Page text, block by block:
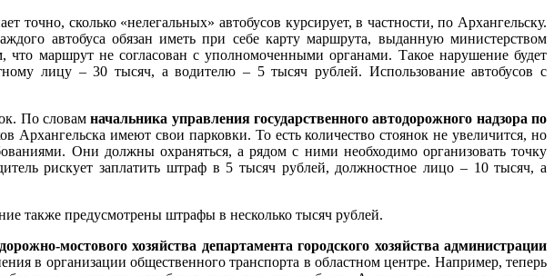
точно, сколько «нелегальных» автобусов курсирует, в частности, по Архангельску.
автобуса обязан иметь при себе карту маршрута, выданную министерством
что маршрут не согласован с уполномоченными органами. Такое нарушение будет
лицу – 30 тысяч, а водителю – 5 тысяч рублей. Использование автобусов с
По словамначальника управления государственного автодорожного надзора по
Архангельска имеют свои парковки. То есть количество стоянок не увеличится, но
Они должны охраняться, а рядом с ними необходимо организовать точку
рискует заплатить штраф в 5 тысяч рублей, должностное лицо – 10 тысяч, а
также предусмотрены штрафы в несколько тысяч рублей.
мостового хозяйства департамента городского хозяйства администрации
в организации общественного транспорта в областном центре. Например, теперь